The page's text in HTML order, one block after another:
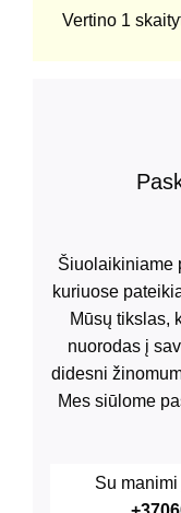
Vertino 1
Šiuolaikiniame
kuriuose
Mūsų tikslas,
nuorodas į
didesni
Mes siūlome
Su